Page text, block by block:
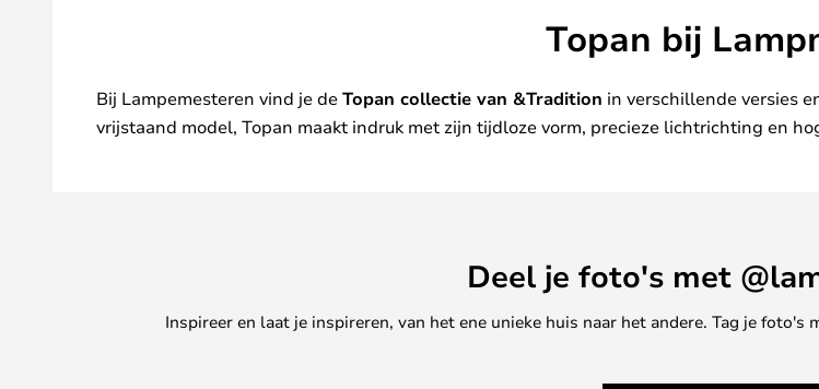
Topan bij
Bij Lampemesteren vind je deTopan collectie van &Tradition in verschillende versies
vrijstaand model, Topan maakt indruk met zijn tijdloze vorm, precieze lichtrichting en
Deel je foto's met
Inspireer en laat je inspireren, van het ene unieke huis naar het andere. Tag je